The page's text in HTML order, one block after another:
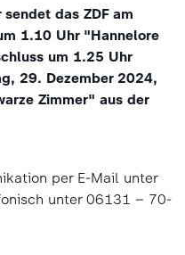
das ZDF am
1.10 Uhr "Hannelore
um 1.25 Uhr
29. Dezember 2024,
Zimmer" aus der
per E-Mail unter
unter 06131 – 70-